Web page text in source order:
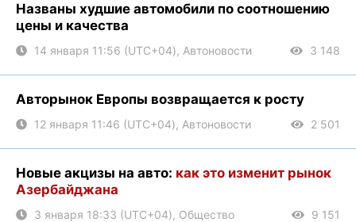
Названы худшие автомобили по соотношению
цены и качества
14 января 11:56 (UTC+04), Автоновости 3 148
Авторынок Европы возвращается к росту
12 января 11:46 (UTC+04), Автоновости 2 501
Новые акцизы на авто: как это изменит рынок
Азербайджана
3 января 18:33 (UTC+04), Общество 9 151